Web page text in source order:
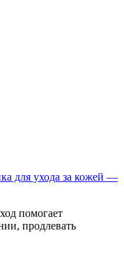
для ухода за кожей —
помогает
продлевать